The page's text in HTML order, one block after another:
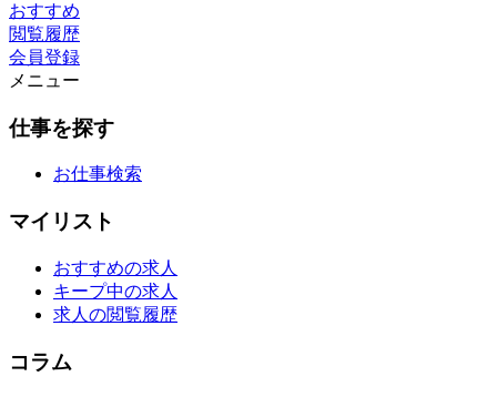
おすすめ
閲覧履歴
会員登録
メニュー
仕事を探す
お仕事検索
マイリスト
おすすめの求人
キープ中の求人
求人の閲覧履歴
コラム